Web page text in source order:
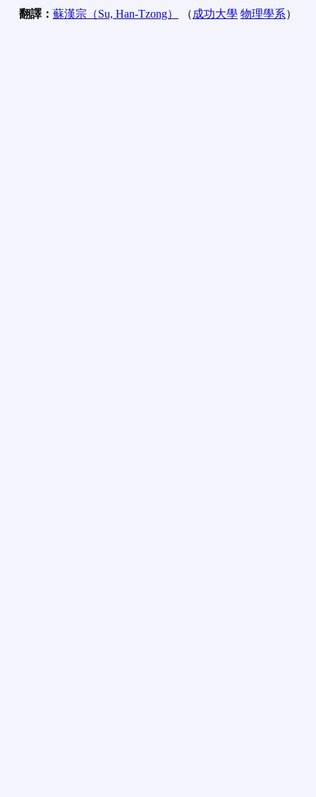
翻譯： 蘇漢宗（Su, Han-Tzong） （ 成功大學 物理學系）